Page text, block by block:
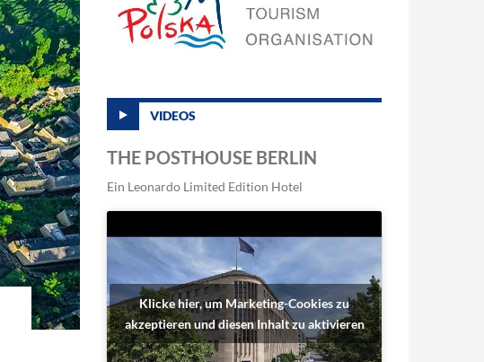
VIDEOS
THE POSTHOUSE BERLIN
Ein Leonardo Limited Edition Hotel
Klicke hier, um Marketing-Cookies zu
akzeptieren und diesen Inhalt zu aktivieren